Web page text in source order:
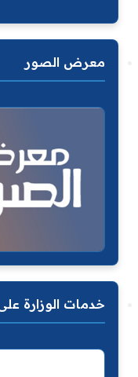
معرض الصور
خدمات الوزارة